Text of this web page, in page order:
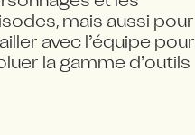
mais aussi pour
avec l’équipe pour
la gamme d’outils